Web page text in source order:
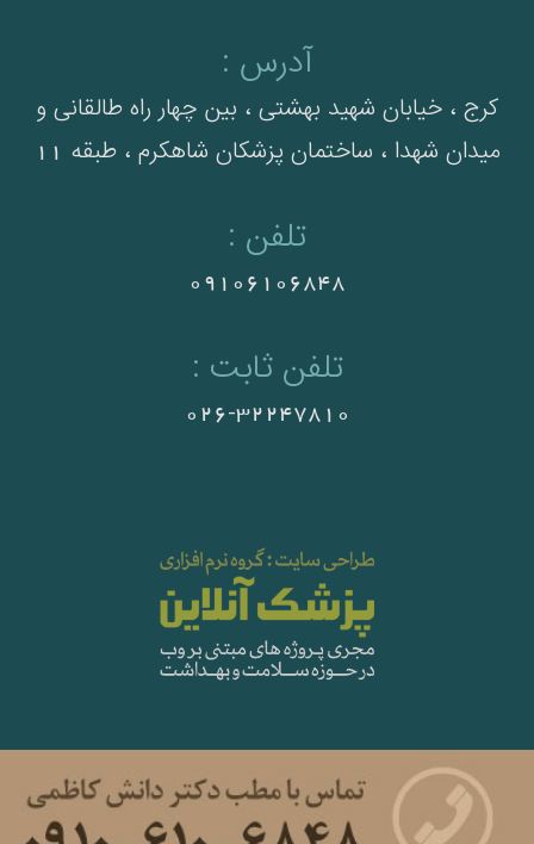
آدرس :
کرج ، خیابان شهید بهشتی ، بین چهار راه طالقانی و
میدان شهدا ، ساختمان پزشکان شاهکرم ، طبقه 11
تلفن :
09106106848
تلفن ثابت :
026-32247810